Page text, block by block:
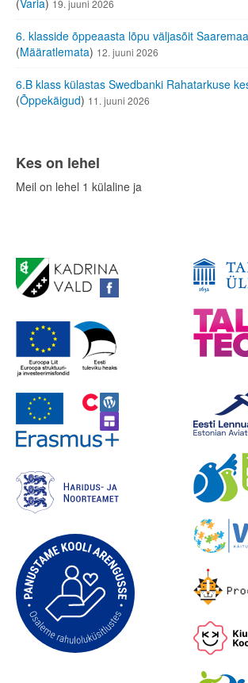
19. juuni 2026
6. klasside õppeaasta lõpu väljasõit
(Määratlemata) 12. juuni 2026
6.B klass külastas Swedbanki Rahatarkuse
(Õppekäigud) 11. juuni 2026
Kes on lehel
Meil on lehel 1 külaline ja